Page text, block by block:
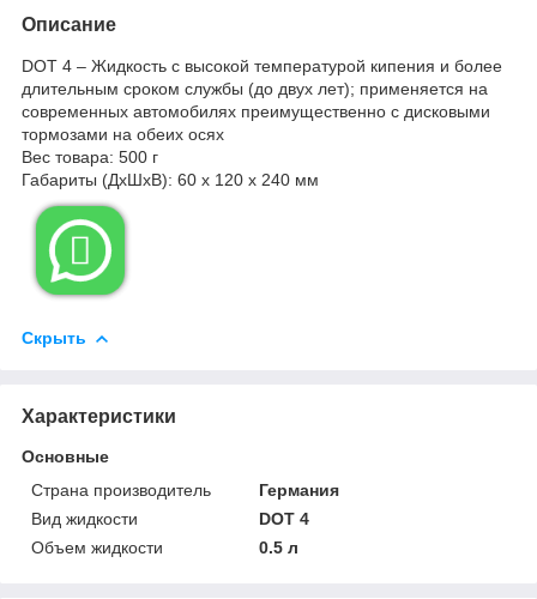
Описание
DOT 4 – Жидкость с высокой температурой кипения и более
длительным сроком службы (до двух лет); применяется на
современных автомобилях преимущественно с диcковыми
тормозами на обеих осях
Вес товара: 500 г
Габариты (ДxШxВ): 60 x 120 x 240 мм

Скрыть
Характеристики
Основные
Страна производитель
Германия
Вид жидкости
DOT 4
Объем жидкости
0.5 л